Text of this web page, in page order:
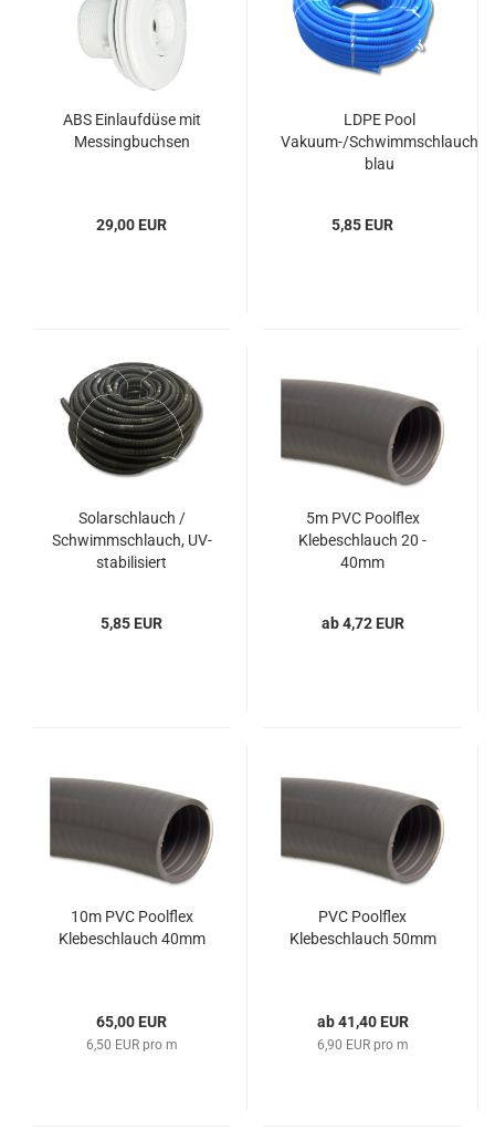
ABS Einlaufdüse mit
Messingbuchsen
29,00 EUR
LDPE Pool
Vakuum-/Schwimmschlauch
blau
5,85 EUR
Solarschlauch /
Schwimmschlauch, UV-
stabilisiert
5,85 EUR
5m PVC Poolflex
Klebeschlauch 20 -
40mm
ab 4,72 EUR
10m PVC Poolflex
Klebeschlauch 40mm
65,00 EUR
6,50 EUR pro m
PVC Poolflex
Klebeschlauch 50mm
ab 41,40 EUR
6,90 EUR pro m